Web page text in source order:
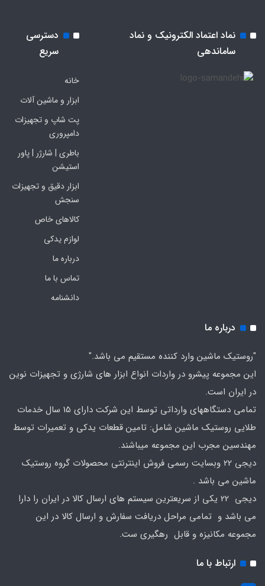
نماد اعتماد الکترونیک و نماد
ساماندهی
دسترسی
سریع
خانه
ابزار و ماشین آلات
پت شاپ و تجهیزات
دامپروری
باطری | شارژر | پاور
استیشن
ابزار دقیق و تجهیزات
سنجش
کالاهای خاص
لوازم یدکی
درباره ما
تماس با ما
دانشنامه
درباره ما
"روستیک ماشین وارد کننده مستقیم می باشد."
این مجموعه پیشرو در واردات انواع ابزار های شارژی و تجهیزات نوین
در ایران است.
تمامی دستگاههای وارداتی توسط این شرکت دارای 15 سال خدمات
طلایی روستیک ماشین شامل: تامین قطعات یدکی و تعمیرات توسط
مهندسین مجرب این مجموعه میباشند.
دیجی 22 وبسایت رسمی فروش اینترنتی محصولات گروه روستیک
ماشین می باشد .
دیجی 22 یکی از سریعترین سیستم های ارسال کالا در ایران را دارا
می باشد و تمامی مراحل دریافت سفارش و ارسال کالا در این
مجموعه مکانیزه و قابل رهگیری ست.
ارتباط با ما